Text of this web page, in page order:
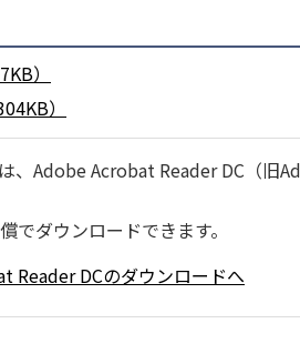
）
）
、Adobe Acrobat Reader DC（旧
でダウンロードできます。
Reader DCのダウンロードへ